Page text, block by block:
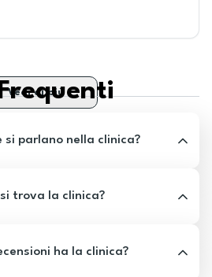
Vedi di più
si parlano nella clinica?
si trova la clinica?
ha la clinica?